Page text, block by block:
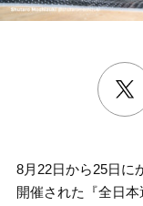
8月22日から25日に
開催された『全日本